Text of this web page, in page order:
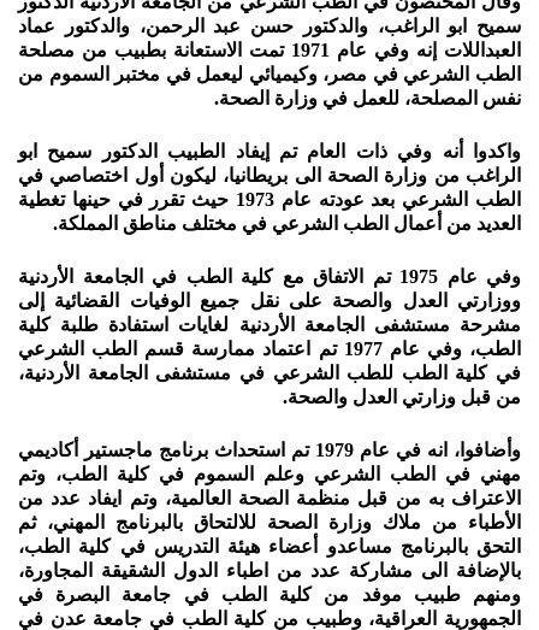
سميح ابو الراغب، والدكتور حسن عبد الرحمن، والدكتور عماد
العبداللات إنه وفي عام 1971 تمت الاستعانة بطبيب من مصلحة
الطب الشرعي في مصر، وكيميائي ليعمل في مختبر السموم من
نفس المصلحة، للعمل في وزارة الصحة.
واكدوا أنه وفي ذات العام تم إيفاد الطبيب الدكتور سميح ابو
الراغب من وزارة الصحة الى بريطانيا، ليكون أول اختصاصي في
الطب الشرعي بعد عودته عام 1973 حيث تقرر في حينها تغطية
العديد من أعمال الطب الشرعي في مختلف مناطق المملكة.
وفي عام 1975 تم الاتفاق مع كلية الطب في الجامعة الأردنية
ووزارتي العدل والصحة على نقل جميع الوفيات القضائية إلى
مشرحة مستشفى الجامعة الأردنية لغايات استفادة طلبة كلية
الطب، وفي عام 1977 تم اعتماد ممارسة قسم الطب الشرعي
في كلية الطب للطب الشرعي في مستشفى الجامعة الأردنية،
من قبل وزارتي العدل والصحة.
وأضافوا، انه في عام 1979 تم استحداث برنامج ماجستير أكاديمي
مهني في الطب الشرعي وعلم السموم في كلية الطب، وتم
الاعتراف به من قبل منظمة الصحة العالمية، وتم ايفاد عدد من
الأطباء من ملاك وزارة الصحة للالتحاق بالبرنامج المهني، ثم
التحق بالبرنامج مساعدو أعضاء هيئة التدريس في كلية الطب،
بالإضافة الى مشاركة عدد من اطباء الدول الشقيقة المجاورة،
ومنهم طبيب موفد من كلية الطب في جامعة البصرة في
الجمهورية العراقية، وطبيب من كلية الطب في جامعة عدن في